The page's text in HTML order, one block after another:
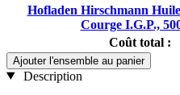
Hofladen Hirschmann
Courge I.G.P.,
Coût total :
Ajouter l'ensemble au panier
Description